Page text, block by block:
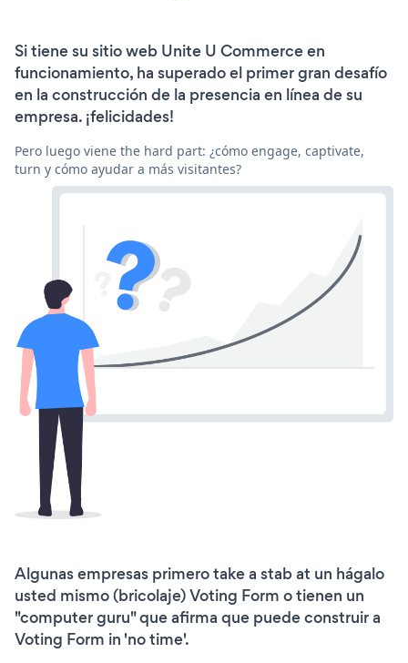
Si tiene su sitio web Unite U Commerce en
funcionamiento, ha superado el primer gran desafío
en la construcción de la presencia en línea de su
empresa. ¡felicidades!
Pero luego viene the hard part: ¿cómo engage, captivate,
turn y cómo ayudar a más visitantes?
Algunas empresas primero take a stab at un hágalo
usted mismo (bricolaje) Voting Form o tienen un
"computer guru" que afirma que puede construir a
Voting Form in 'no time'.